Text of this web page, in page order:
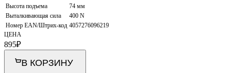
Высота подъема
74 мм
Выталкивающая сила
400 N
Номер EAN/Штрих-код 4057276096219
ЦЕНА
895₽
В КОРЗИНУ